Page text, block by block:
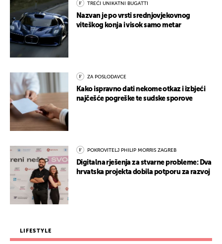
TREĆI UNIKATNI BUGATTI
Nazvan je po vrsti srednjovjekovnog
viteškog konja i visok samo metar
ZA POSLODAVCE
Kako ispravno dati nekome otkaz i izbjeći
najčešće pogreške te sudske sporove
POKROVITELJ PHILIP MORRIS ZAGREB
Digitalna rješenja za stvarne probleme: Dva
hrvatska projekta dobila potporu za razvoj
LIFESTYLE